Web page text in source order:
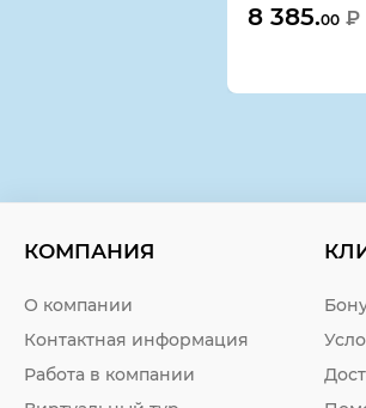
02306
8 385.00 ₽
КОМПАНИЯ
О компании
Контактная информация
Работа в компании